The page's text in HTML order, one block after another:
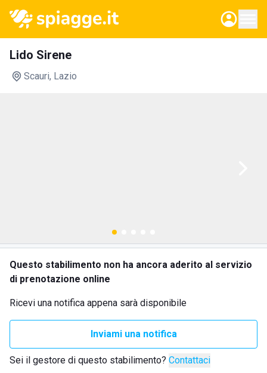
Lido Sirene
Scauri, Lazio
Questo stabilimento non ha ancora aderito al servizio
di prenotazione online
Ricevi una notifica appena sarà disponibile
Inviami una notifica
Sei il gestore di questo stabilimento? Contattaci